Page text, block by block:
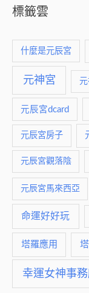
標籤雲
什麼是元辰宮
元神宮 元
元辰宮dcard
元辰宮房子
元辰宮觀落陰
元辰宮馬來西亞
命運好好玩
塔羅應用
幸運女神事